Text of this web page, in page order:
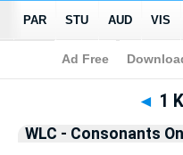
Bible >
◄ 1
WLC - Consonants